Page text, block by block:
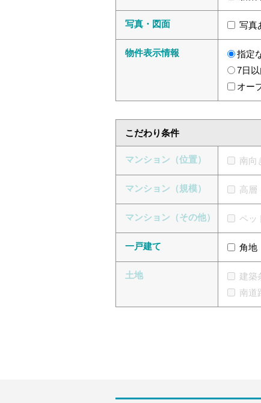
写真・図面 写真
物件表示情報 指定
7日
オー
こだわり条件
マンション（位置） 南向
マンション（規模） 高層
マンション（その他） ペッ
一戸建て 角地
土地 建築
南道